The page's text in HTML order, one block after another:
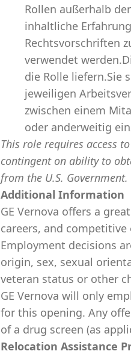
Rollen außerhalb
inhaltliche
Rechtsvorschriften
verwendet
die Rolle liefern.Sie
jeweiligen
zwischen einem
oder anderweitig
This role requires access
contingent on ability to
from the U.S. Government.
Additional Information
GE Vernova offers a
careers, and competitive
Employment decisions
origin, sex, sexual
veteran status or other
GE Vernova will only
for this opening. Any
of a drug screen (as
Relocation Assistance